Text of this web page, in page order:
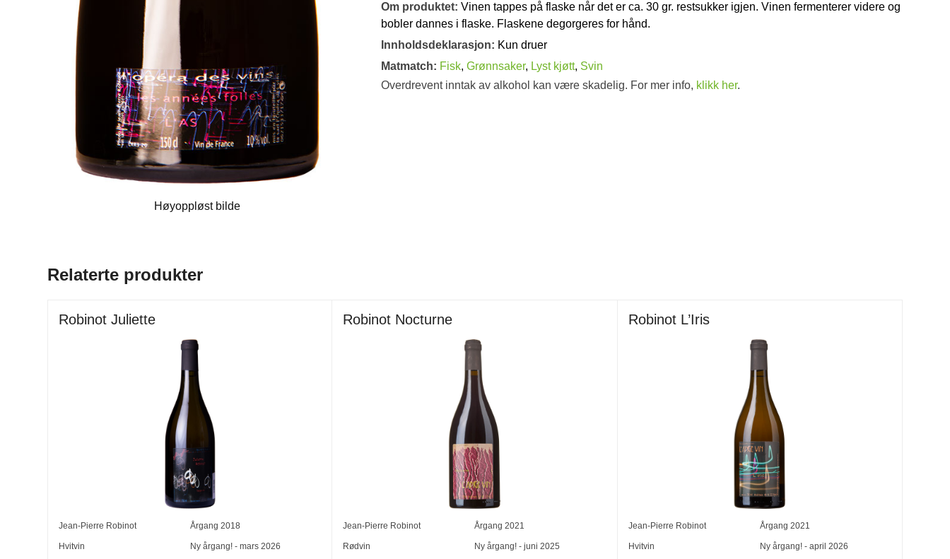
Høyoppløst bilde
Om produktet: Vinen tappes på flaske når det er ca. 30 gr. restsukker igjen. Vinen fermenterer videre og
bobler dannes i flaske. Flaskene degorgeres for hånd.
Innholdsdeklarasjon: Kun druer
Matmatch: Fisk, Grønnsaker, Lyst kjøtt, Svin
Overdrevent inntak av alkohol kan være skadelig. For mer info, klikk her.
Relaterte produkter
Robinot Juliette
Jean-Pierre Robinot Årgang 2018
Hvitvin Ny årgang! - mars 2026
Robinot Nocturne
Jean-Pierre Robinot Årgang2021
Rødvin Ny årgang! - juni 2025
Robinot L’Iris
Jean-Pierre Robinot Årgang 2021
Hvitvin Ny årgang! - april 2026